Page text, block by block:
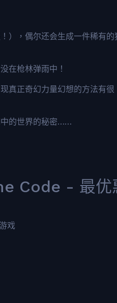
），偶尔还会生成一件稀有的
在枪林弹雨中！
真正奇幻力量幻想的方法有很
中的世界的秘密……
Code - 最优
戏